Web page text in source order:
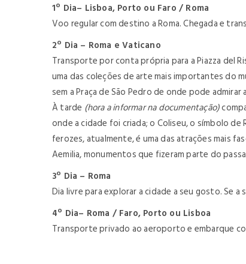
1º Dia– Lisboa, Porto ou Faro / Roma
Voo regular com destino a Roma. Chegada e
2º Dia – Roma e Vaticano
Transporte por conta própria para a Piazza del
uma das coleções de arte mais importantes do
sem a Praça de São Pedro de onde pode
À tarde (hora a informar na documentação)
onde a cidade foi criada; o Coliseu, o símbolo
ferozes, atualmente, é uma das atrações mais
Aemilia, monumentos que fizeram parte do
3º Dia – Roma
Dia livre para explorar a cidade a seu gosto. Se
4º Dia– Roma / Faro, Porto ou Lisboa
Transporte privado ao aeroporto e embarque